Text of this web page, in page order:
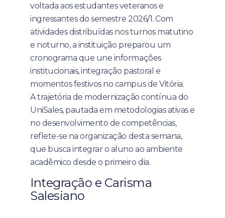
voltada aos estudantes veteranos e
ingressantes do semestre 2026/1. Com
atividades distribuídas nos turnos matutino
e noturno, a instituição preparou um
cronograma que une informações
institucionais, integração pastoral e
momentos festivos no campus de Vitória.
A trajetória de modernização contínua do
UniSales, pautada em metodologias ativas e
no desenvolvimento de competências,
reflete-se na organização desta semana,
que busca integrar o aluno ao ambiente
acadêmico desde o primeiro dia.
Integração e Carisma
Salesiano